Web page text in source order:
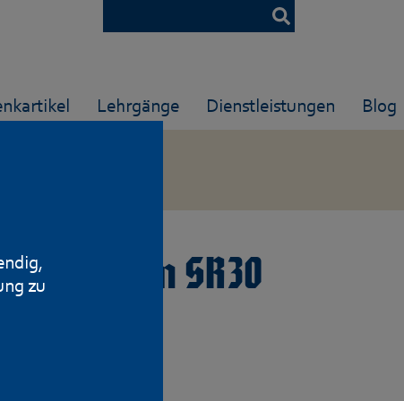
zu
Lehrgänge Dienstleistungen Blog
für Heym SR30